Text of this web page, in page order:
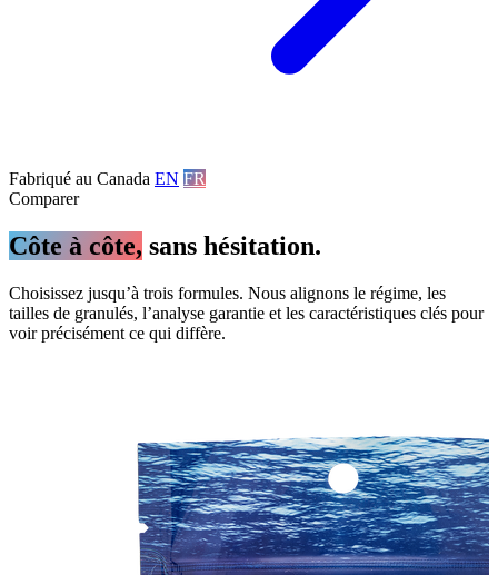
Fabriqué au Canada EN FR
Comparer
Côte à côte, sans hésitation.
Choisissez jusqu’à trois formules. Nous alignons le régime, les
tailles de granulés, l’analyse garantie et les caractéristiques clés pour
voir précisément ce qui diffère.